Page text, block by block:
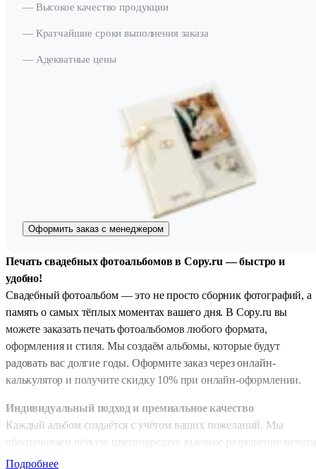
— Высокое качество продукции
— Кратчайшие сроки выполнения заказа
— Адекватные цены
Оформить заказ с менеджером
Печать свадебных фотоальбомов в Copy.ru — быстро и
удобно!
Свадебный фотоальбом — это не просто сборник фотографий, а
память о самых тёплых моментах вашего дня. В Copy.ru вы
можете заказать печать фотоальбомов любого формата,
оформления и стиля. Мы создаём альбомы, которые будут
радовать вас долгие годы. Оформите заказ через онлайн-
калькулятор и получите скидку 10% при онлайн-оформлении.
Индивидуальный подход и премиальное качество
Каждый альбом создаётся с учётом ваших пожеланий. Мы
обеспечиваем чёткую цветопередачу, высокое разрешение печати
и профессиональную обработку изображений. Страницы не
Подробнее